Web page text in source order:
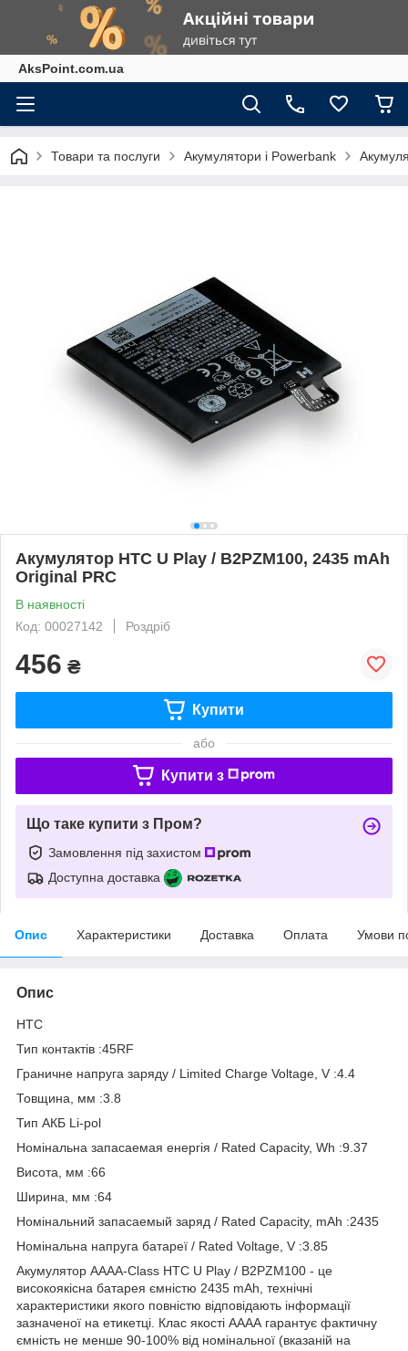
AksPoint.com.ua
Товари та послуги Акумулятори і Powerbank
Акумулятор HTC U Play / B2PZM100, 2435 mAh
Original PRC
В наявності
Код: 00027142
Роздріб
456 ₴
Купити
або
Купити з
Що таке купити з Пром?
Замовлення під захистом
Доступна доставка
Опис Характеристики Доставка Оплата Умови
Опис
HTC
Тип контактів :45RF
Граничне напруга заряду / Limited Charge Voltage, V :4.4
Товщина, мм :3.8
Тип АКБ Li-pol
Номінальна запасаемая енергія / Rated Capacity, Wh :9.37
Висота, мм :66
Ширина, мм :64
Номінальний запасаемый заряд / Rated Capacity, mAh :2435
Номінальна напруга батареї / Rated Voltage, V :3.85
Акумулятор AAAA-Class HTC U Play / B2PZM100 - це
високоякісна батарея ємністю 2435 mAh, технічні
характеристики якого повністю відповідають інформації
зазначеної на етикетці. Клас якості АААА гарантує фактичну
ємність не менше 90-100% від номінальної (вказаній на